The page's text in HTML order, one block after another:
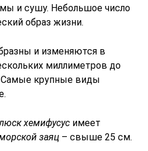
и сушу. Небольшое число
образ жизни.
и изменяются в
миллиметров до
Самые крупные виды
хемифусус имеет
заяц – свыше 25 см.